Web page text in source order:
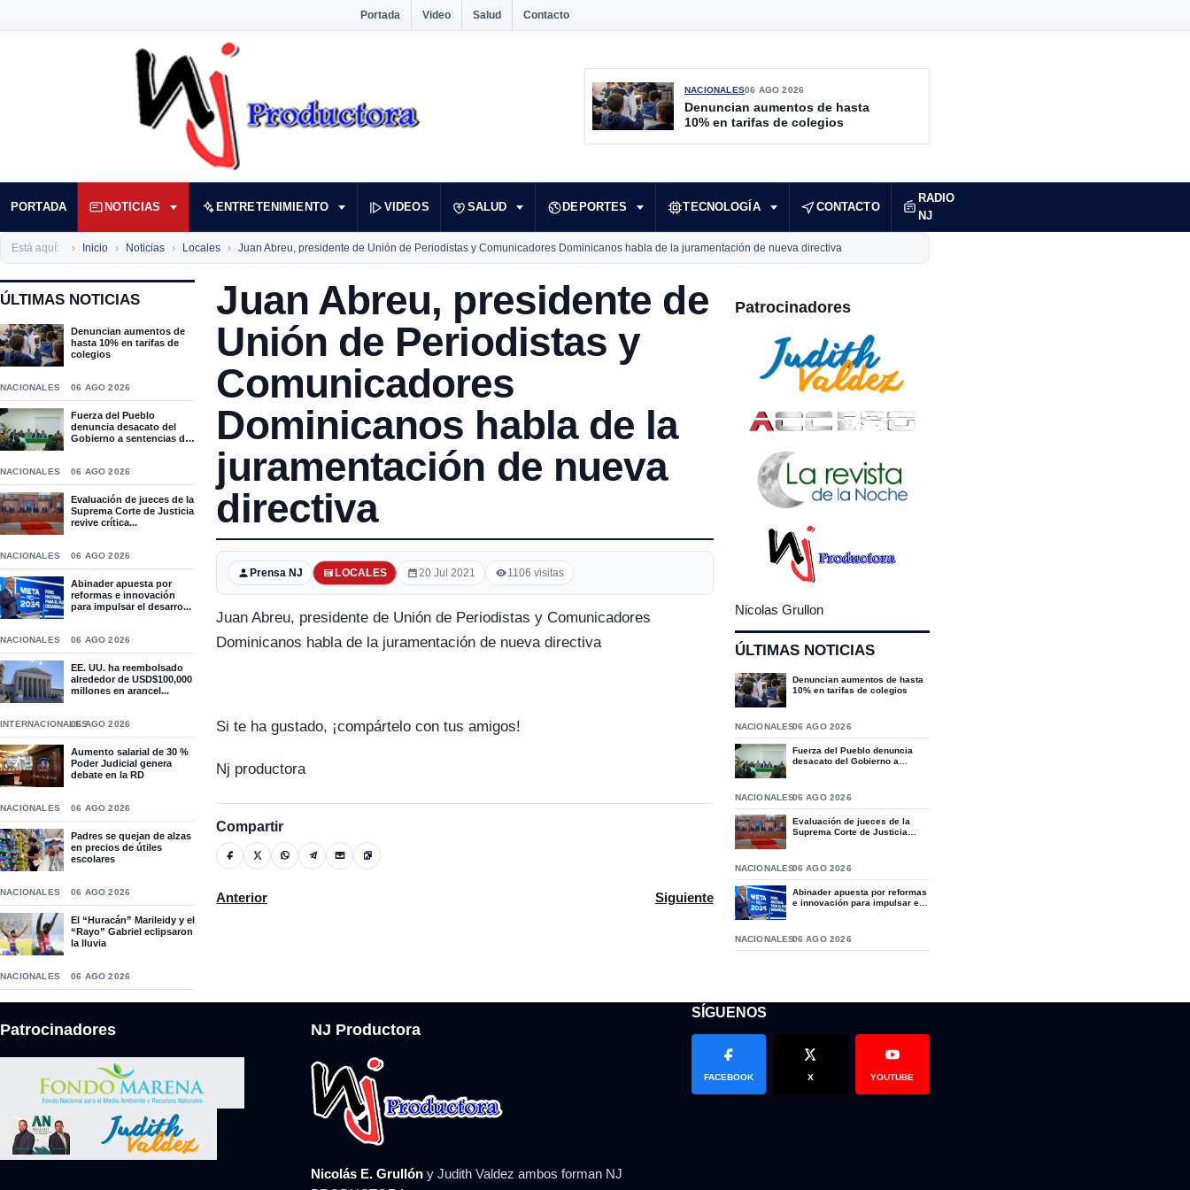
Portada Video Salud Contacto
NACIONALES06 AGO 2026
Denuncian aumentos de hasta
10% en tarifas de colegios
PORTADA NOTICIAS ENTRETENIMIENTO VIDEOS SALUD DEPORTES TECNOLOGÍA CONTACTO
RADIO
NJ
Está aquí: Inicio Noticias Locales Juan Abreu, presidente de Unión de Periodistas y Comunicadores Dominicanos habla de la juramentación de nueva directiva
ÚLTIMAS NOTICIAS
Denuncian aumentos de
hasta 10% en tarifas de
colegios
NACIONALES 06 AGO 2026
Fuerza del Pueblo
denuncia desacato del
Gobierno a sentencias del
NACIONALES 06 AGO 2026
Evaluación de jueces de la
Suprema Corte de Justicia
revive crítica...
NACIONALES 06 AGO 2026
Abinader apuesta por
reformas e innovación
para impulsar el desarro...
NACIONALES 06 AGO 2026
EE. UU. ha reembolsado
alrededor de USD$100,000
millones en arancel...
INTERNACIONALES06 AGO 2026
Aumento salarial de 30 %
Poder Judicial genera
debate en la RD
NACIONALES 06 AGO 2026
Padres se quejan de alzas
en precios de útiles
escolares
NACIONALES 06 AGO 2026
El “Huracán” Marileidy y el
“Rayo” Gabriel eclipsaron
la lluvia
NACIONALES 06 AGO 2026
Juan Abreu, presidente de
Unión de Periodistas y
Comunicadores
Dominicanos habla de la
juramentación de nueva
directiva
Prensa NJ LOCALES 20 Jul 2021 1106 visitas
Juan Abreu, presidente de Unión de Periodistas y Comunicadores
Dominicanos habla de la juramentación de nueva directiva
Si te ha gustado, ¡compártelo con tus amigos!
Nj productora
Compartir
Artículo anterior: Aprensan al nombrado Maguey implicado en la muerte de Emilio Norton
Anterior Artículo siguiente: Guanchi Comprés pide la destitución del director de distrito 06-06
Siguiente
Patrocinadores
Nicolas Grullon
ÚLTIMAS NOTICIAS
Denuncian aumentos de hasta
10% en tarifas de colegios
NACIONALES06 AGO 2026
Fuerza del Pueblo denuncia
desacato del Gobierno a
NACIONALES06 AGO 2026
Evaluación de jueces de la
Suprema Corte de Justicia
NACIONALES06 AGO 2026
Abinader apuesta por reformas
e innovación para impulsar el
NACIONALES06 AGO 2026
Patrocinadores NJ Productora
Nicolás E. Grullóny Judith Valdez ambos forman NJ
SÍGUENOS
FACEBOOK X YOUTUBE